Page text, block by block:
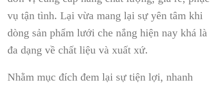
vụ tận tình. Lại vừa mang lại sự yên tâm khi
dòng sản phẩm lưới che nắng hiện nay khá là
đa dạng về chất liệu và xuất xứ.
Nhằm mục đích đem lại sự tiện lợi, nhanh